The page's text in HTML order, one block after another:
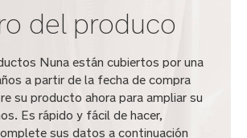
del produco
Nuna están cubiertos por una
a partir de la fecha de compra
su producto ahora para ampliar su
Es rápido y fácil de hacer,
sus datos a continuación